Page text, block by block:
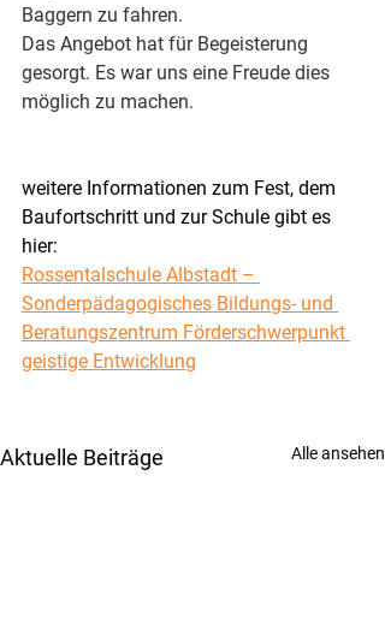
Baggern zu fahren.
Das Angebot hat für Begeisterung
gesorgt. Es war uns eine Freude dies
möglich zu machen.
weitere Informationen zum Fest, dem
Baufortschritt und zur Schule gibt es
hier:
Rossentalschule Albstadt –
Sonderpädagogisches Bildungs- und
Beratungszentrum Förderschwerpunkt
geistige Entwicklung
Aktuelle Beiträge Alle ansehen